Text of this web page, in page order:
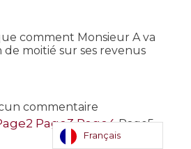
comment Monsieur A va
moitié sur ses revenus
commentaire
2 Page3 Page4 Page5
Français